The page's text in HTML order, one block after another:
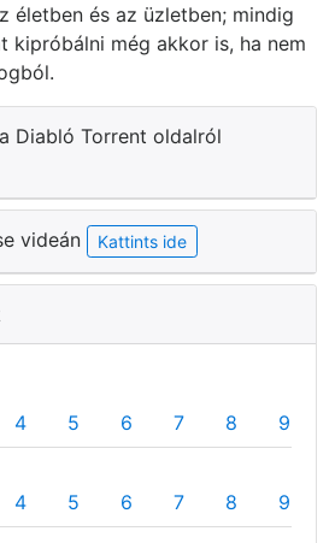
életben és az üzletben; mindig
kipróbálni még akkor is, ha nem
Diabló Torrent oldalról
videán Kattints ide
4 5 6 7 8 9
4 5 6 7 8 9